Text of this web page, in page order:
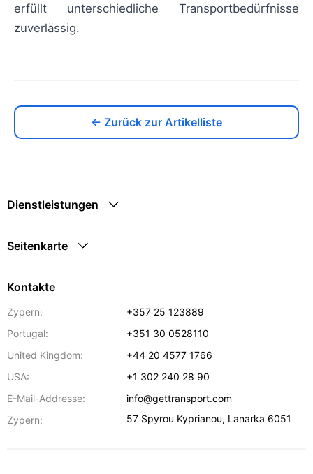
erfüllt unterschiedliche Transportbedürfnisse
zuverlässig.
← Zurück zur Artikelliste
Dienstleistungen
Seitenkarte
Kontakte
Zypern:
+357 25 123889
Portugal:
+351 30 0528110
United Kingdom:
+44 20 4577 1766
USA:
+1 302 240 28 90
E-Mail-Addresse:
info@gettransport.com
Zypern:
57 Spyrou Kyprianou, Lanarka 6051